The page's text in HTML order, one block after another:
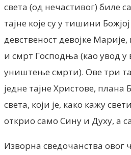
света (од нечастивог) биле
тајне које су у тишини
девственост девојке
и смрт Господња (као увод у
уништење смрти). Ове три
једне тајне Христове, плана
света, који је, како кажу
открио само Сину и Духу, а
Изворна сведочанства овог